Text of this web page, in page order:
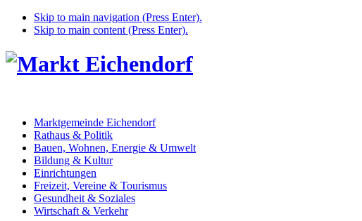
Skip to main navigation (Press Enter).
Skip to main content (Press Enter).
Marktgemeinde Eichendorf
Rathaus & Politik
Bauen, Wohnen, Energie & Umwelt
Bildung & Kultur
Einrichtungen
Freizeit, Vereine & Tourismus
Gesundheit & Soziales
Wirtschaft & Verkehr